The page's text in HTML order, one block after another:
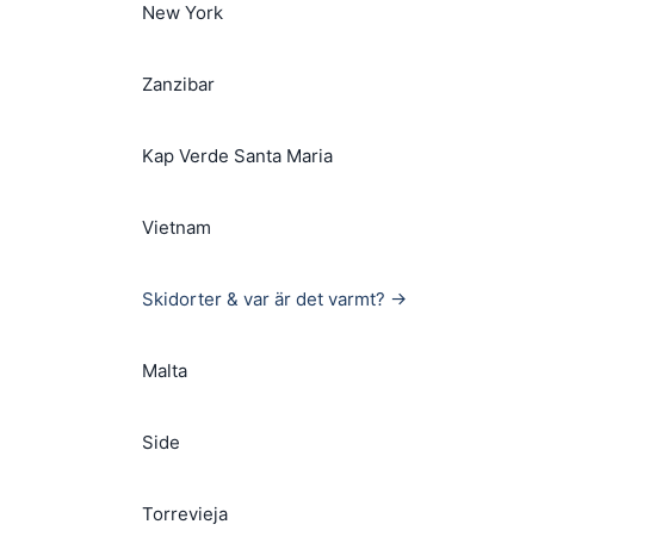
New York
Zanzibar
Kap Verde Santa Maria
Vietnam
Skidorter & var är det varmt? →
Malta
Side
Torrevieja